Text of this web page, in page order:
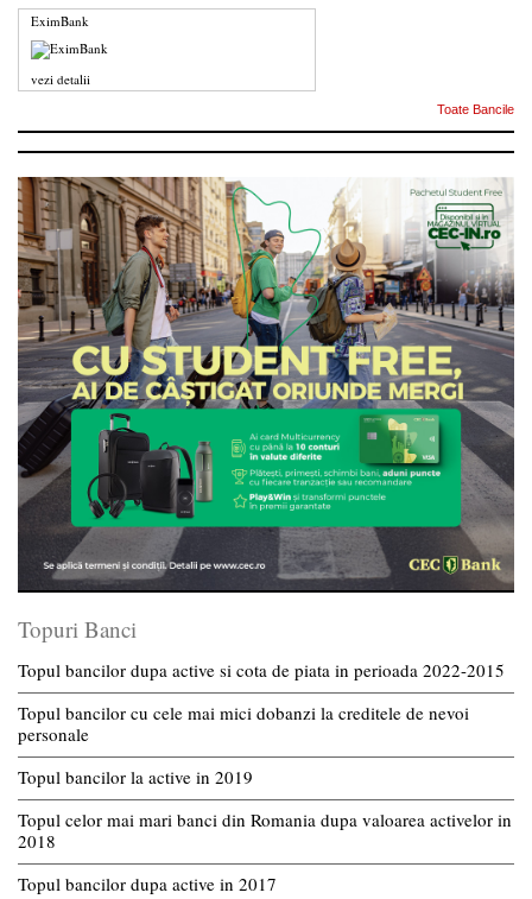
EximBank
vezi detalii
Toate Bancile
Topuri Banci
Topul bancilor dupa active si cota de piata in perioada 2022-2015
Topul bancilor cu cele mai mici dobanzi la creditele de nevoi
personale
Topul bancilor la active in 2019
Topul celor mai mari banci din Romania dupa valoarea activelor in
2018
Topul bancilor dupa active in 2017